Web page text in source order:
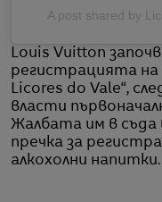
A post shared by
Louis Vuitton
регистрацията на
Licores do Vale“,
власти
Жалбата им в съда
пречка за
алкохолни напитки.